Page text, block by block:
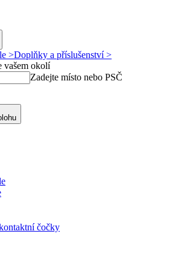
>Doplňky a příslušenství >
vašem okolí
Zadejte místo nebo PSČ
čočky